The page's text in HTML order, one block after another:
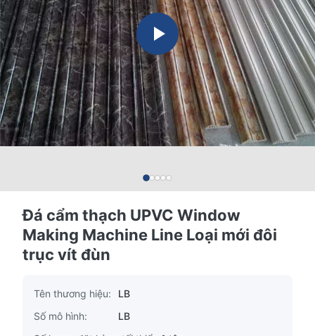
Đá cẩm thạch UPVC Window
Making Machine Line Loại mới đôi
trục vít đùn
Tên thương hiệu:
LB
Số mô hình:
LB